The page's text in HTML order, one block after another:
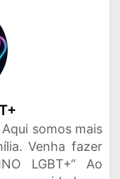
somos mais
Venha fazer
LGBT+“ Ao